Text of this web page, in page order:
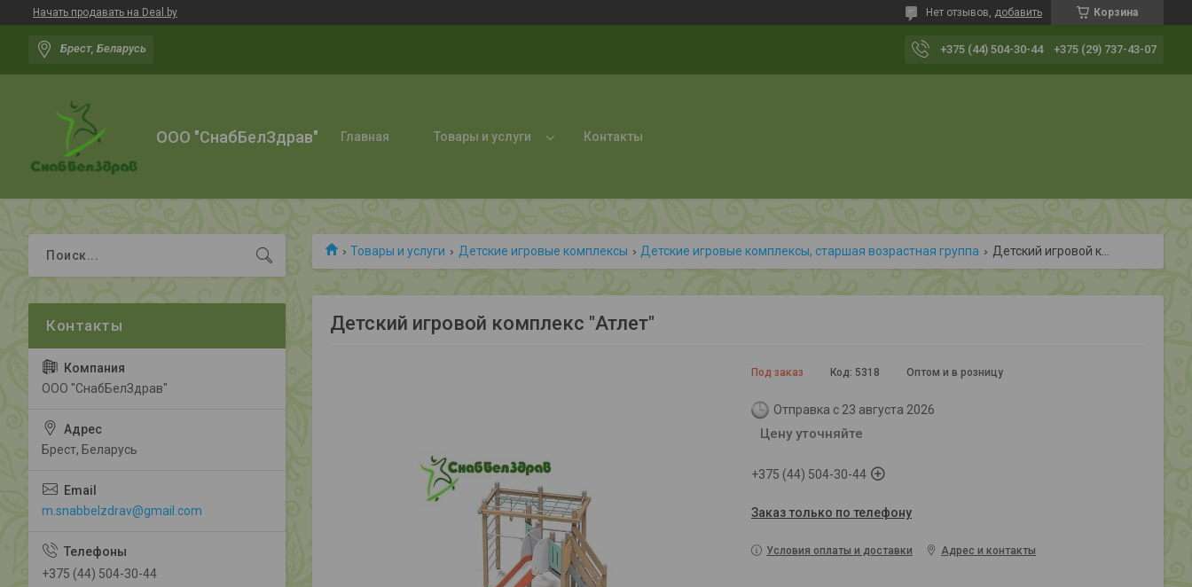
Начать продавать на Deal.by Корзина
Нет отзывов, добавить
Брест, Беларусь +375 (44) 504-30-44 +375 (29) 737-43-07
ООО "СнабБелЗдрав" Главная Товары и услуги Контакты
Товары и услуги Детские игровые комплексы Детские игровые комплексы, старшая возрастная группа Детский игровой комплекс "атлет"
Детский игровой комплекс "Атлет"
Под заказ Оптом и в розницу
Код: 5318
Отправка с 23 августа 2026
Цену уточняйте
+375 (44) 504-30-44
Заказ только по телефону
Условия оплаты и доставки Адрес и контакты
ООО "СнабБелЗдрав"
Брест, Беларусь
m.snabbelzdrav@gmail.com
+375 (44) 504-30-44